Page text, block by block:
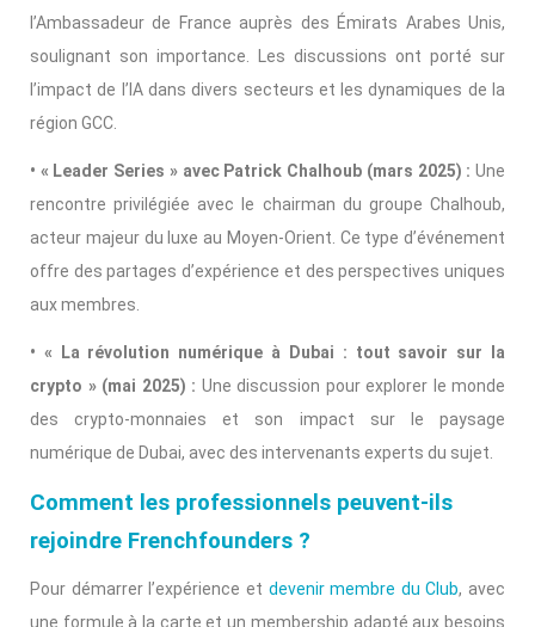
l’Ambassadeur de France auprès des Émirats Arabes Unis,
soulignant son importance. Les discussions ont porté sur
l’impact de l’IA dans divers secteurs et les dynamiques de la
région GCC.
• « Leader Series » avec Patrick Chalhoub (mars 2025) : Une
rencontre privilégiée avec le chairman du groupe Chalhoub,
acteur majeur du luxe au Moyen-Orient. Ce type d’événement
offre des partages d’expérience et des perspectives uniques
aux membres.
• « La révolution numérique à Dubai : tout savoir sur la
crypto » (mai 2025) : Une discussion pour explorer le monde
des crypto-monnaies et son impact sur le paysage
numérique de Dubai, avec des intervenants experts du sujet.
Comment les professionnels peuvent-ils
rejoindre Frenchfounders ?
Pour démarrer l’expérience et devenir membre du Club, avec
une formule à la carte et un membership adapté aux besoins